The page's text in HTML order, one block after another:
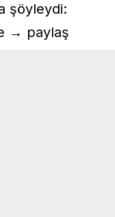
şöyleydi:
→ paylaş